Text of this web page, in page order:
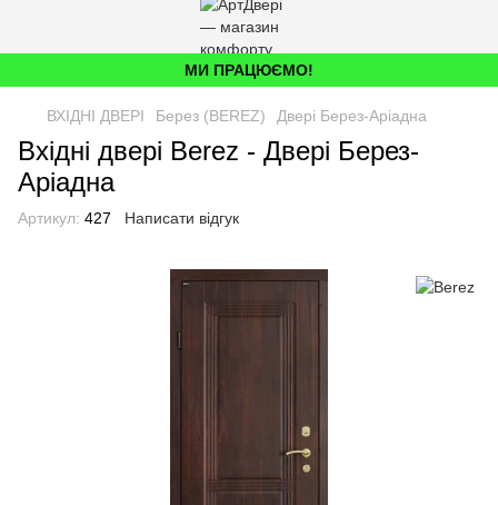
МИ ПРАЦЮЄМО!
ВХІДНІ ДВЕРІ Берез (BEREZ) Двері Берез-Аріадна
Вхідні двері Berez - Двері Берез-
Аріадна
Артикул: 427 Написати відгук